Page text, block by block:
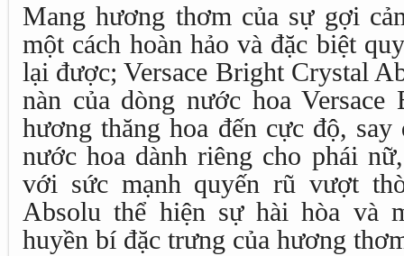
Mang hương thơm của sự gợi
một cách hoàn hảo và đặc biệt
lại được; Versace Bright Crystal
nàn của dòng nước hoa
hương thăng hoa đến cực độ,
nước hoa dành riêng cho phái
với sức mạnh quyến rũ vượt
Absolu thể hiện sự hài hòa và
huyền bí đặc trưng của hương